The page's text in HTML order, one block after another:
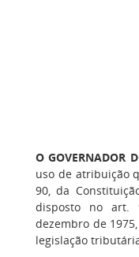
O GOVERNADOR
uso de atribuição
90, da
disposto no art.
dezembro de
legislação